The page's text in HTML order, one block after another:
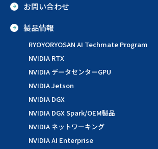
お問い合わせ
製品情報
RYOYORYOSAN AI Techmate Program
NVIDIA RTX
NVIDIA データセンターGPU
NVIDIA Jetson
NVIDIA DGX
NVIDIA DGX Spark/OEM製品
NVIDIA ネットワーキング
NVIDIA AI Enterprise